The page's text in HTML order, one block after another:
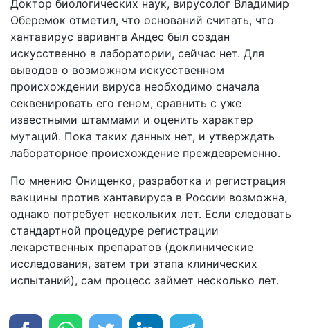
Доктор биологических наук, вирусолог Владимир
Оберемок отметил, что оснований считать, что
хантавирус варианта Андес был создан
искусственно в лаборатории, сейчас нет. Для
выводов о возможном искусственном
происхождении вируса необходимо сначала
секвенировать его геном, сравнить с уже
известными штаммами и оценить характер
мутаций. Пока таких данных нет, и утверждать
лабораторное происхождение преждевременно.
По мнению Онищенко, разработка и регистрация
вакцины против хантавируса в России возможна,
однако потребует нескольких лет. Если следовать
стандартной процедуре регистрации
лекарственных препаратов (доклинические
исследования, затем три этапа клинических
испытаний), сам процесс займет несколько лет.